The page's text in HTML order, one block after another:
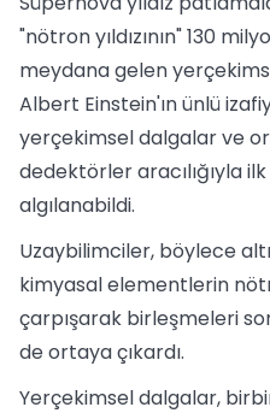
"nötron yıldızının" 130
meydana gelen
Albert Einstein'ın ünlü
yerçekimsel dalgalar ve
dedektörler aracılığıyla
algılanabildi.
Uzaybilimciler, böylece
kimyasal elementlerin
çarpışarak birleşmeleri
de ortaya çıkardı.
Yerçekimsel dalgalar,